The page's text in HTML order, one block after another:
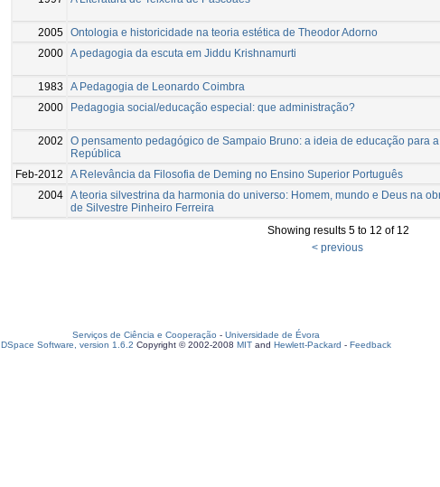
2005 Ontologia e historicidade na teoria estética de Theodor Adorno
2000 A pedagogia da escuta em Jiddu Krishnamurti
1983
A Pedagogia de Leonardo Coimbra
2000
Pedagogia social/educação especial: que administração?
2002
O pensamento pedagógico de Sampaio Bruno: a ideia de educação para a
República
Feb-2012
A Relevância da Filosofia de Deming no Ensino Superior Português
2004 A teoria silvestrina da harmonia do universo: Homem, mundo e Deus na
de Silvestre Pinheiro Ferreira
Showing results 5 to 12 of 12
< previous
Serviços de Ciência e Cooperação - Universidade de Évora
DSpace Software, version 1.6.2 Copyright © 2002-2008 MIT and Hewlett-Packard - Feedback